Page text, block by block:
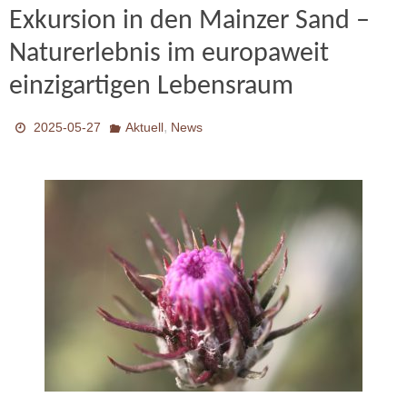
Exkursion in den Mainzer Sand –
Naturerlebnis im europaweit
einzigartigen Lebensraum
2025-05-27 Aktuell, News